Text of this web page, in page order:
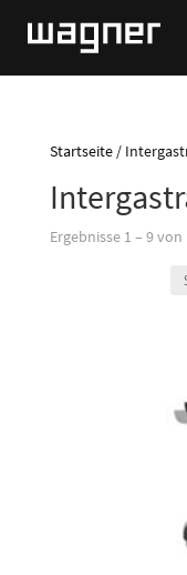
Startseite/
Ergebnisse 1 – 9